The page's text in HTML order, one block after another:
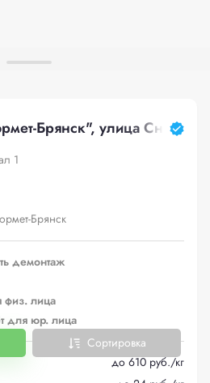
Брянск", улица
1
Брянск
демонтаж
физ. лица
для юр. лица
до 610 руб./кг
Сортировка